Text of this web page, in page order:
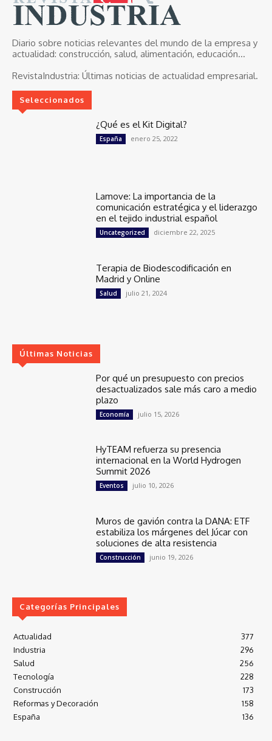
Diario sobre noticias relevantes del mundo de la empresa y
actualidad: construcción, salud, alimentación, educación...
RevistaIndustria: Últimas noticias de actualidad empresarial.
Seleccionados
¿Qué es el Kit Digital?
España enero 25, 2022
Lamove: La importancia de la
comunicación estratégica y el liderazgo
en el tejido industrial español
Uncategorized diciembre 22, 2025
Terapia de Biodescodificación en
Madrid y Online
Salud julio 21, 2024
Últimas Noticias
Por qué un presupuesto con precios
desactualizados sale más caro a medio
plazo
Economía julio 15, 2026
HyTEAM refuerza su presencia
internacional en la World Hydrogen
Summit 2026
Eventos julio 10, 2026
Muros de gavión contra la DANA: ETF
estabiliza los márgenes del Júcar con
soluciones de alta resistencia
Construcción junio 19, 2026
Categorías Principales
Actualidad
377
Industria
296
Salud
256
Tecnología
228
Construcción
173
Reformas y Decoración
158
España
136